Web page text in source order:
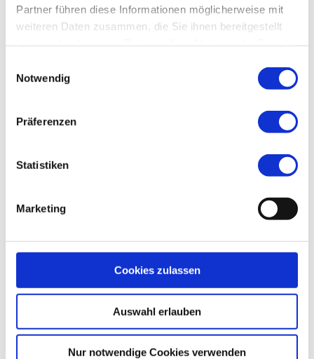
Partner führen diese Informationen möglicherweise mit
weiteren Daten zusammen, die Sie ihnen bereitgestellt
Notwendig
Präferenzen
Statistiken
Marketing
Cookies zulassen
Auswahl erlauben
Nur notwendige Cookies verwenden
Schön, dass Sie mehr über uns erfahren
Vertrauen Sie unserem erfahrenen Berater-Team,
Anfrage für Kommissionieren